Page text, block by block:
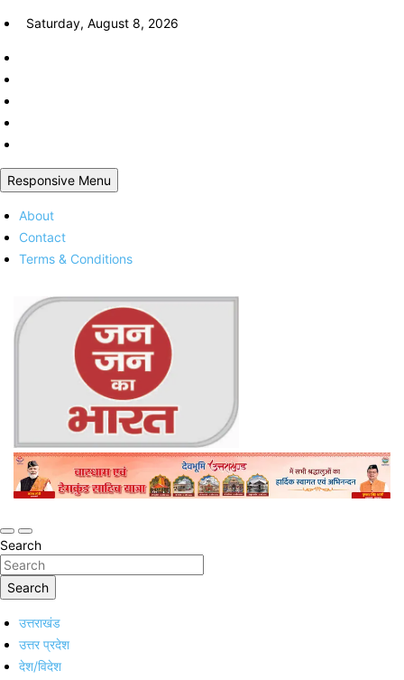
Skip
content
Saturday, August 8, 2026
Responsive Menu
About
Contact
Terms & Conditions
Jan Jan Ka Bharat
Online Trending Hindi News Website
Search
Search
उत्तराखंड
उत्तर प्रदेश
देश/विदेश